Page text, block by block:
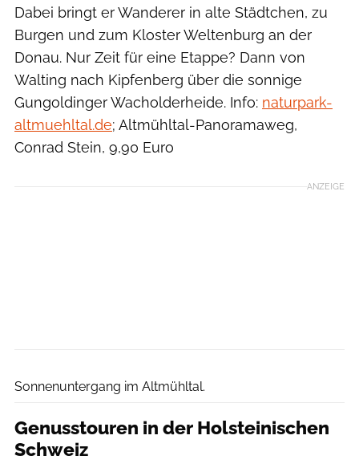
Dabei bringt er Wanderer in alte Städtchen, zu
Burgen und zum Kloster Weltenburg an der
Donau. Nur Zeit für eine Etappe? Dann von
Walting nach Kipfenberg über die sonnige
Gungoldinger Wacholderheide. Info: naturpark-
altmuehltal.de; Altmühltal-Panoramaweg,
Conrad Stein, 9,90 Euro
ANZEIGE
Sonnenuntergang im Altmühltal.
Genusstouren in der Holsteinischen
Schweiz